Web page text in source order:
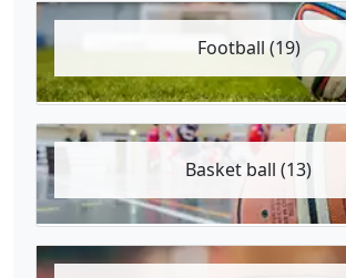
Football (19)
Basket ball (13)